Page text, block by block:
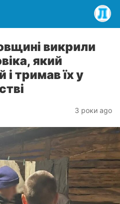
викрили
який
тримав їх у
3 роки ago